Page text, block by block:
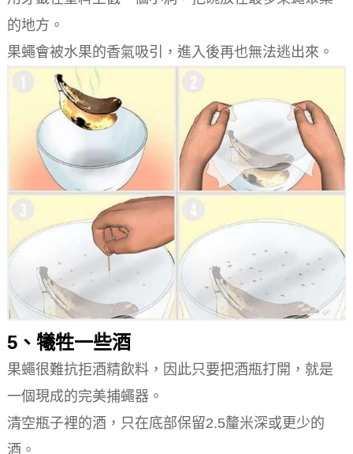
的地方。
果蠅會被水果的香氣吸引，進入後再也無法逃出來。
5、犧牲一些酒
果蠅很難抗拒酒精飲料，因此只要把酒瓶打開，就是
一個現成的完美捕蠅器。
清空瓶子裡的酒，只在底部保留2.5釐米深或更少的
酒。